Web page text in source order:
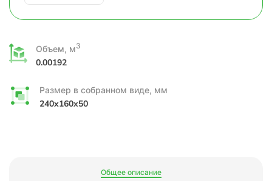
Объем, м3
0.00192
Размер в собранном виде, мм
240x160x50
Общее описание